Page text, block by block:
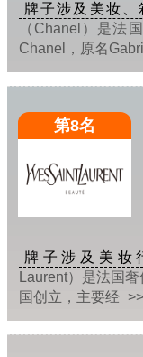
牌子涉及美妆
（Chanel）是法
Chanel，原名
第8名
牌子涉及美妆
Laurent）是法国
国创立，主要经